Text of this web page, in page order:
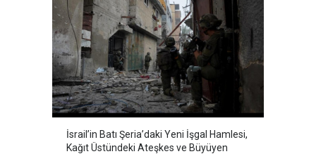
İsrail’in Batı Şeria’daki Yeni İşgal Hamlesi,
Kağıt Üstündeki Ateşkes ve Büyüyen